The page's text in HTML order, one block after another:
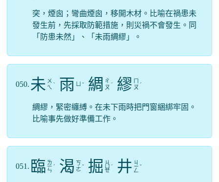
突，煙囪；彎曲煙囪，移開木材。比喻在禍患未
發生前，先採取防範措施，則災禍不會發生。同
「防患未然」、「未雨綢繆」。
050. 未 ㄨ
ㄟ ˋ 雨 ˇ 綢 ㄔ
ㄡ ˊ 繆 ㄡ ˊ
綢繆，緊密纏縛。在未下雨時把門窗綑綁牢固。
比喻事先做好準備工作。
051. 臨 ㄌ
ㄧ
ㄣ
ˊ 渴 ㄎ
ㄜ ˇ 掘 ㄐ
ㄩ
ㄝ
ˊ 井 ㄐ
ㄧ
ㄥ
ˇ